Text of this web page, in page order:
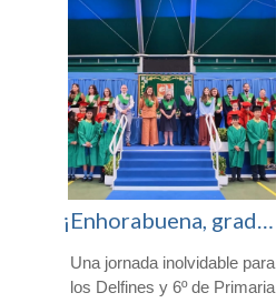
¡Enhorabuena, graduados!
Una jornada inolvidable para
los Delfines y 6º de Primaria